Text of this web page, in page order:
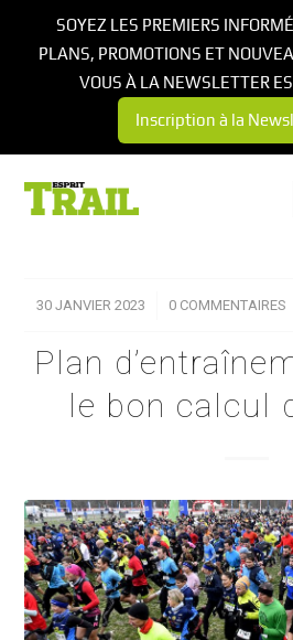
30 JANVIER 2023
/ 0 COMMENTAIRES
/
Plan
le bon calcul
SOYEZ LES PREMIERS
PLANS, PROMOTIONS ET
VOUS À LA NEWSLETTER
Inscription à la